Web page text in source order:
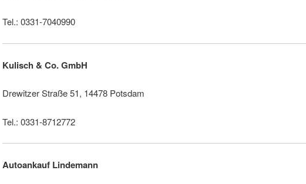
Tel.: 0331-7040990
Kulisch & Co. GmbH
Drewitzer Straße 51, 14478 Potsdam
Tel.: 0331-8712772
Autoankauf Lindemann